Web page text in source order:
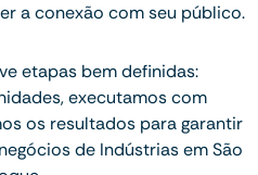
a conexão com seu público.
etapas bem definidas:
executamos com
os resultados para garantir
de Indústrias em São